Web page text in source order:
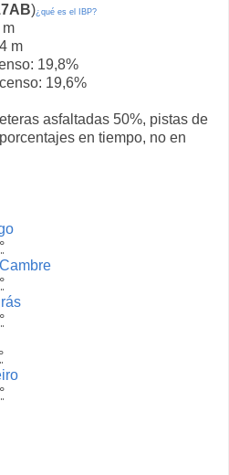
)¿qué es el IBP?
m
m
19,8%
19,6%
asfaltadas 50%, pistas de
en tiempo, no en